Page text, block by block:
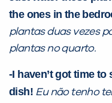
the ones in the
plantas duas vezes
plantas no quarto.
-I haven’t got time
dish! Eu não tenho
VOLTAR